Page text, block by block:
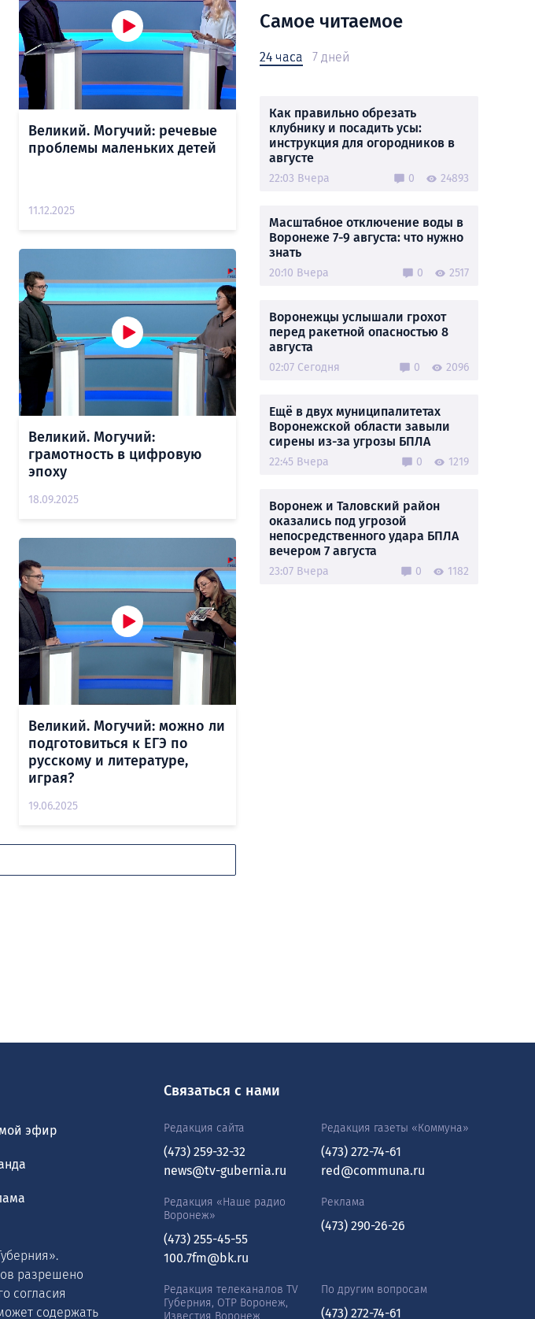
Великий. Могучий: речевые
проблемы маленьких детей
11.12.2025
Великий. Могучий:
грамотность в цифровую
эпоху
18.09.2025
Великий. Могучий: можно ли
подготовиться к ЕГЭ по
русскому и литературе,
играя?
19.06.2025
Самое читаемое
24 часа 7 дней
Как правильно обрезать
клубнику и посадить усы:
инструкция для огородников в
августе
22:03 Вчера 0 24893
Масштабное отключение воды в
Воронеже 7-9 августа: что нужно
знать
20:10 Вчера 0 2517
Воронежцы услышали грохот
перед ракетной опасностью 8
августа
02:07 Сегодня 0 2096
Ещё в двух муниципалитетах
Воронежской области завыли
сирены из-за угрозы БПЛА
22:45 Вчера 0 1219
Воронеж и Таловский район
оказались под угрозой
непосредственного удара БПЛА
вечером 7 августа
23:07 Вчера 0 1182
эфир
разрешено
согласия
содержать
Связаться с нами
Редакция сайта
(473) 259-32-32
news@tv-gubernia.ru
Редакция газеты «Коммуна»
(473) 272-74-61
red@communa.ru
Редакция «Наше радио
Воронеж»
(473) 255-45-55
100.7fm@bk.ru
Реклама
(473) 290-26-26
Редакция телеканалов TV
Губерния, ОТР Воронеж,
Известия Воронеж
По другим вопросам
(473) 272-74-61